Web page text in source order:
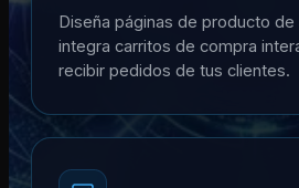
Diseña páginas de producto
integra carritos de compra
recibir pedidos de tus clientes.